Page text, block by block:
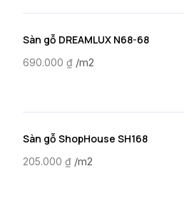
Sàn gỗ DREAMLUX N68-68
690.000 ₫ /m2
Sàn gỗ ShopHouse SH168
205.000 ₫ /m2